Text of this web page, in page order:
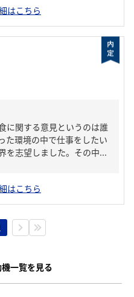
はこちら
に関する意見というのは誰
た環境の中で仕事をしたい
を志望しました。その中...
はこちら
一覧を見る